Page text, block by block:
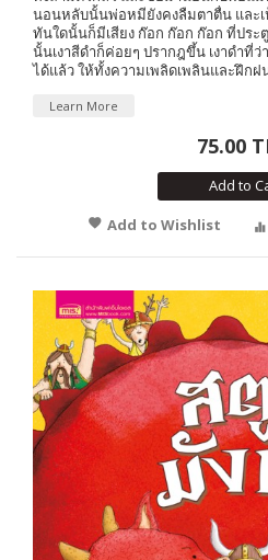
นอนหลับนั้นพ่อหมียังคงลืมตาตื่น และเ
ทันใดนั้นก็มีเสียง ก๊อก ก๊อก ก๊อก ที่ปร
นั้นเงาสีดำก็ค่อยๆ ปรากฎขึ้น เงาดำที่
ได้แล้ว ให้ทั้งความเพลิดเพลินและฝึก
Learn More
75.00
Add to
Add to Wishlist